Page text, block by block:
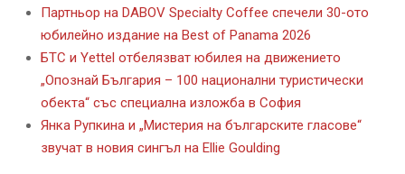
Партньор на DABOV Specialty Coffee спечели 30-ото
юбилейно издание на Best of Panama 2026
БТС и Yettel отбелязват юбилея на движението
„Опознай България – 100 национални туристически
обекта“ със специална изложба в София
Янка Рупкина и „Мистерия на българските гласове“
звучат в новия сингъл на Ellie Goulding